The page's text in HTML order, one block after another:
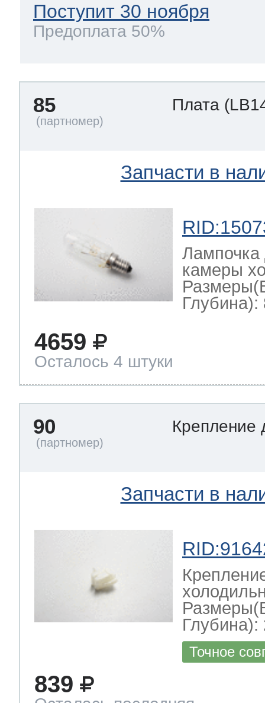
Поступит 30 ноября
Предоплата 50%
85 Плата
Запчасти в
Лампочка
камеры
Глубина):
4659
Осталось 4 штуки
90 Крепление
Запчасти в
Глубина):
Точное
839